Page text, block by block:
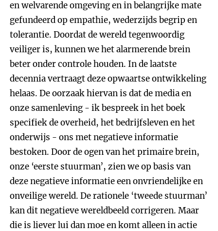
en welvarende omgeving en in belangrijke mate
gefundeerd op empathie, wederzijds begrip en
tolerantie. Doordat de wereld tegenwoordig
veiliger is, kunnen we het alarmerende brein
beter onder controle houden. In de laatste
decennia vertraagt deze opwaartse ontwikkeling
helaas. De oorzaak hiervan is dat de media en
onze samenleving - ik bespreek in het boek
specifiek de overheid, het bedrijfsleven en het
onderwijs - ons met negatieve informatie
bestoken. Door de ogen van het primaire brein,
onze ‘eerste stuurman’, zien we op basis van
deze negatieve informatie een onvriendelijke en
onveilige wereld. De rationele ‘tweede stuurman’
kan dit negatieve wereldbeeld corrigeren. Maar
die is liever lui dan moe en komt alleen in actie